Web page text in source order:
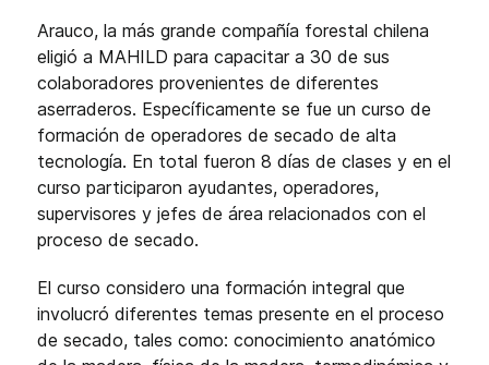
Arauco, la más grande compañía forestal chilena
eligió a MAHILD para capacitar a 30 de sus
colaboradores provenientes de diferentes
aserraderos. Específicamente se fue un curso de
formación de operadores de secado de alta
tecnología. En total fueron 8 días de clases y en el
curso participaron ayudantes, operadores,
supervisores y jefes de área relacionados con el
proceso de secado.
El curso considero una formación integral que
involucró diferentes temas presente en el proceso
de secado, tales como: conocimiento anatómico